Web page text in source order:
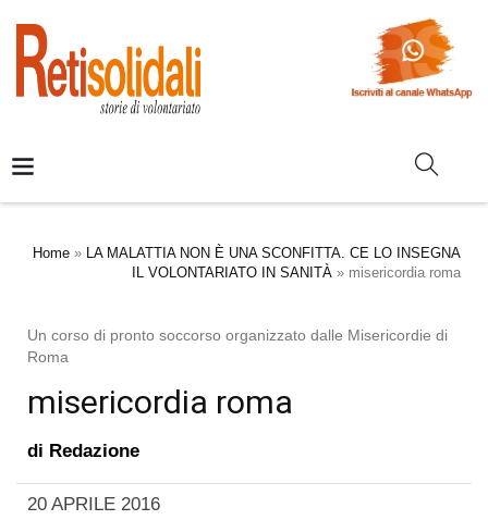
Home » LA MALATTIA NON È UNA SCONFITTA. CE LO INSEGNA
IL VOLONTARIATO IN SANITÀ » misericordia roma
Un corso di pronto soccorso organizzato dalle Misericordie di
Roma
misericordia roma
di Redazione
20 APRILE 2016